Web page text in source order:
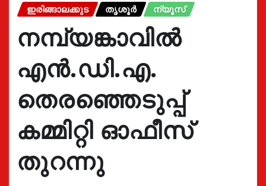
ഇരിങ്ങാലക്കുട തൃശൂർ ന്യൂസ്
നമ്പ്യങ്കാവിൽ
എൻ.ഡി.എ.
തെരഞ്ഞെടുപ്പ്
കമ്മിറ്റി ഓഫീസ്
തുറന്നു